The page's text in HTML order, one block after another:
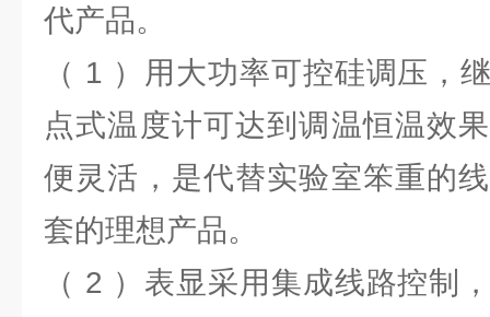
代产品。
（ 1 ）用大功率可控硅调压，
点式温度计可达到调温恒温效
便灵活，是代替实验室笨重的
套的理想产品。
（ 2 ）表显采用集成线路控制